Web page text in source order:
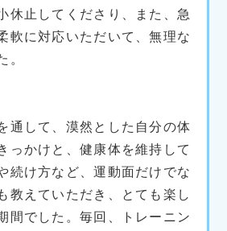
休止してくださり、また、急
軟に対応いただいて、無理な
。
通して、漠然とした自分の体
っかけと、健康体を維持して
続け方など、運動面だけでな
教えていただき、とても楽し
間でした。毎回、トレーニン